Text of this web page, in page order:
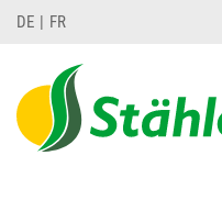
DE FR
string(78) "Test 12